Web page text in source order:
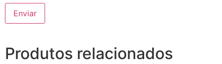
Produtos relacionados